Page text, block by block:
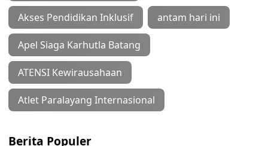
Akses Pendidikan Inklusif antam hari ini
Apel Siaga Karhutla Batang
ATENSI Kewirausahaan
Atlet Paralayang Internasional
Berita Populer